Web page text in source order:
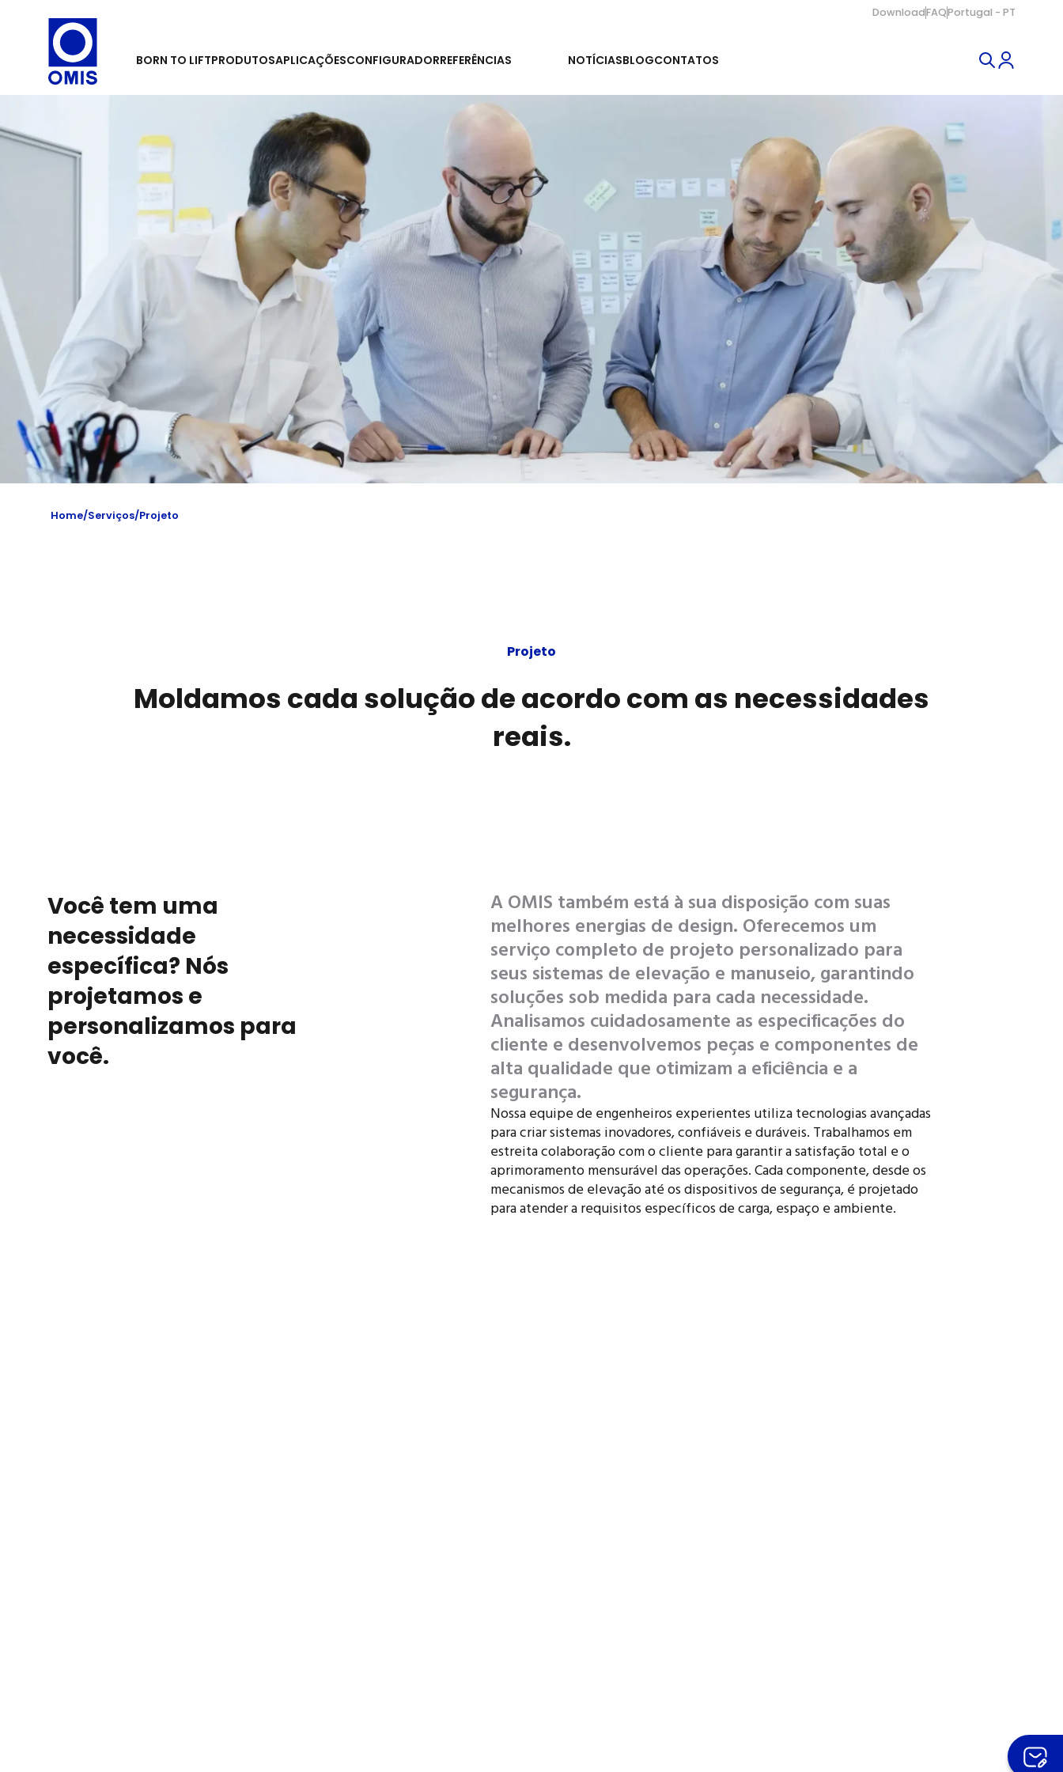
DownloadFAQ Portugal - PT
BORN TO LIFTPRODUTOSAPLICAÇÕESCONFIGURADORREFERÊNCIAS
NOTÍCIASBLOGCONTATOS
Home Serviços Projeto
Projeto
Moldamos cada solução de acordo com as necessidades
reais.
Você tem uma
necessidade
específica? Nós
projetamos e
personalizamos para
você.
A OMIS também está à sua disposição com suas
melhores energias de design. Oferecemos um
serviço completo de projeto personalizado para
seus sistemas de elevação e manuseio, garantindo
soluções sob medida para cada necessidade.
Analisamos cuidadosamente as especificações do
cliente e desenvolvemos peças e componentes de
alta qualidade que otimizam a eficiência e a
segurança.
Nossa equipe de engenheiros experientes utiliza tecnologias avançadas
para criar sistemas inovadores, confiáveis e duráveis. Trabalhamos em
estreita colaboração com o cliente para garantir a satisfação total e o
aprimoramento mensurável das operações. Cada componente, desde os
mecanismos de elevação até os dispositivos de segurança, é projetado
para atender a requisitos específicos de carga, espaço e ambiente.